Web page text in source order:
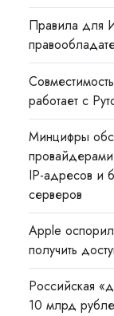
Правила для
работает с
Минцифры
IP-адресов и
серверов
Apple
получить
Российская
10 млрд